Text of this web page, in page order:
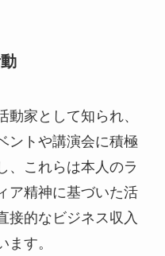
家として知られ、
ントや講演会に積極
、これらは本人のラ
ア精神に基づいた活
接的なビジネス収入
す。